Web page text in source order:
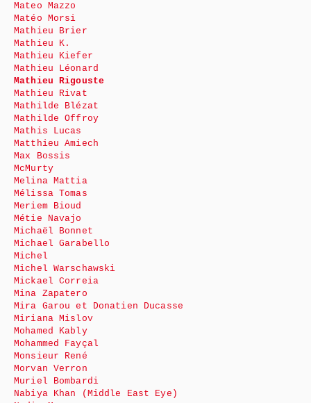
Mateo Mazzo
Matéo Morsi
Mathieu Brier
Mathieu K.
Mathieu Kiefer
Mathieu Léonard
Mathieu Rigouste
Mathieu Rivat
Mathilde Blézat
Mathilde Offroy
Mathis Lucas
Matthieu Amiech
Max Bossis
McMurty
Melina Mattia
Mélissa Tomas
Meriem Bioud
Métie Navajo
Michaël Bonnet
Michael Garabello
Michel
Michel Warschawski
Mickael Correia
Mina Zapatero
Mira Garou et Donatien Ducasse
Miriana Mislov
Mohamed Kably
Mohammed Fayçal
Monsieur René
Morvan Verron
Muriel Bombardi
Nabiya Khan (Middle East Eye)